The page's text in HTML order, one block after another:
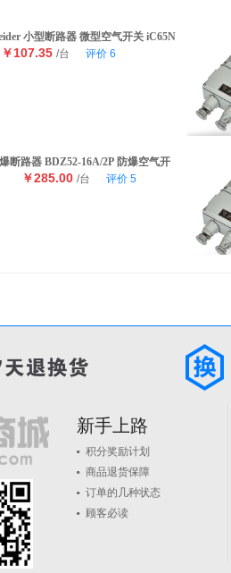
小型断路器 微型空气开关 iC65N
￥107.35 /台 评价 6
断路器 BDZ52-16A/2P 防爆空气开
￥285.00 /台 评价 5
新手上路
积分奖励计划
商品退货保障
订单的几种状态
顾客必读